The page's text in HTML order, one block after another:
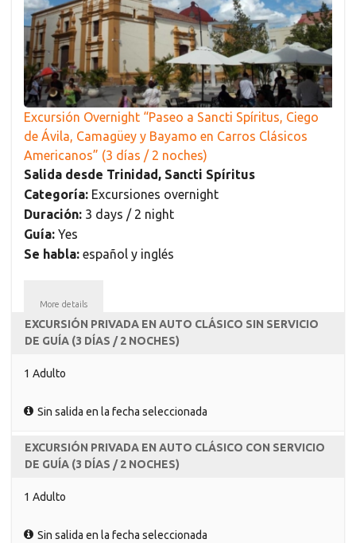
Excursión Overnight “Paseo a Sancti Spíritus, Ciego
de Ávila, Camagüey y Bayamo en Carros Clásicos
Americanos” (3 días / 2 noches)
Salida desde Trinidad, Sancti Spíritus
Categoría: Excursiones overnight
Duración: 3 days / 2 night
Guía: Yes
Se habla: español y inglés
More details
EXCURSIÓN PRIVADA EN AUTO CLÁSICO SIN SERVICIO
DE GUÍA (3 DÍAS / 2 NOCHES)
1 Adulto
Sin salida en la fecha seleccionada
EXCURSIÓN PRIVADA EN AUTO CLÁSICO CON SERVICIO
DE GUÍA (3 DÍAS / 2 NOCHES)
1 Adulto
Sin salida en la fecha seleccionada